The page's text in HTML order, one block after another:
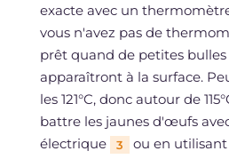
exacte avec un
vous n'avez pas de
prêt quand de petites
apparaîtront à la surface.
les 121°C, donc autour de
battre les jaunes d'œufs
électrique
3 ou en